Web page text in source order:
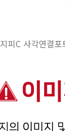
지피C 사각연결